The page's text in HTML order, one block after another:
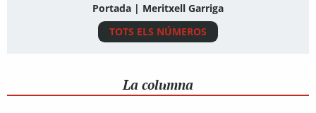
Portada | Meritxell Garriga
TOTS ELS NÚMEROS
La columna